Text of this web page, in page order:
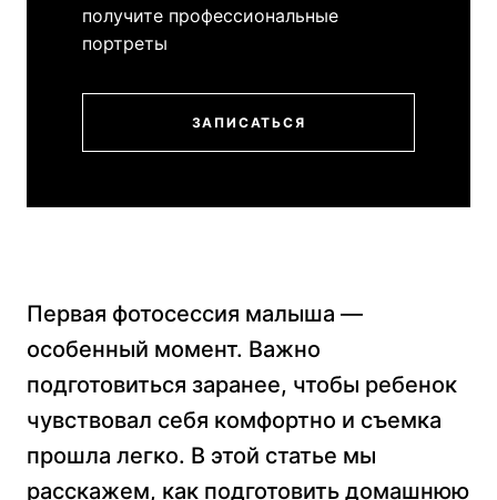
Первая фотосессия малыша —
особенный момент. Важно
подготовиться заранее, чтобы ребенок
чувствовал себя комфортно и съемка
прошла легко. В этой статье мы
расскажем, как подготовить домашнюю
получите профессиональные
портреты
ЗАПИСАТЬСЯ